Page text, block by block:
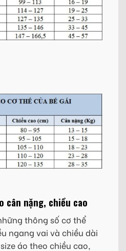
cân nặng, chiều cao
thông số cơ thể
ngang vai và chiều dài
áo theo chiều cao,